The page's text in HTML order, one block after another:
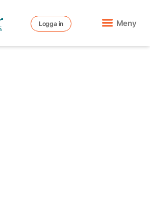
Logga in Meny